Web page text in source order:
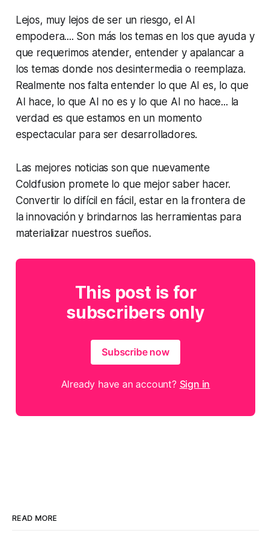
Lejos, muy lejos de ser un riesgo, el AI
empodera.... Son más los temas en los que ayuda y
que requerimos atender, entender y apalancar a
los temas donde nos desintermedia o reemplaza.
Realmente nos falta entender lo que AI es, lo que
AI hace, lo que AI no es y lo que AI no hace... la
verdad es que estamos en un momento
espectacular para ser desarrolladores.
Las mejores noticias son que nuevamente
Coldfusion promete lo que mejor saber hacer.
Convertir lo difícil en fácil, estar en la frontera de
la innovación y brindarnos las herramientas para
materializar nuestros sueños.
This post is for
subscribers only
Subscribe now
Already have an account? Sign in
READ MORE